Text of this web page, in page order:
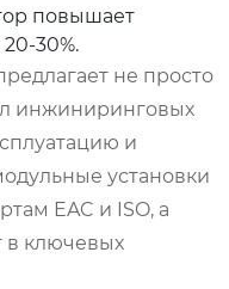
повышает
30%.
не просто
инжиниринговых
и
установки
EAC и ISO, а
в ключевых